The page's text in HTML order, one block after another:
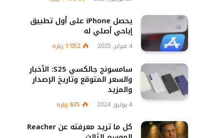
يحصل iPhone على أول تطبيق
إباحي أصلي له
4 فبراير, 2025 1٬052 زيارة
سامسونج جالكسي S25: الأخبار
والسعر المتوقع وتاريخ الإصدار
والمزيد
4 يوليو, 2024 835 زيارة
كل ما تريد معرفته عن Reacher